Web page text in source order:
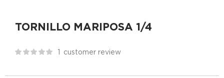
TORNILLO MARIPOSA 1/4
1 customer review